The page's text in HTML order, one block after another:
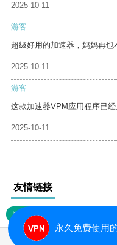
2025-10-11
游客
超级好用的加速器，妈妈再也
2025-10-11
游客
这款加速器VPM应用程序已
2025-10-11
友情链接
网站地图
永久免费使用